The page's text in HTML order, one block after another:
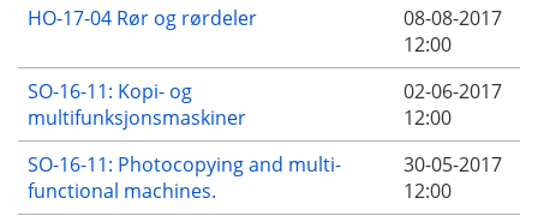
HO-17-04 Rør og rørdeler
08-08-2017
12:00
SO-16-11: Kopi- og
multifunksjonsmaskiner
02-06-2017
12:00
SO-16-11: Photocopying and multi-
functional machines.
30-05-2017
12:00